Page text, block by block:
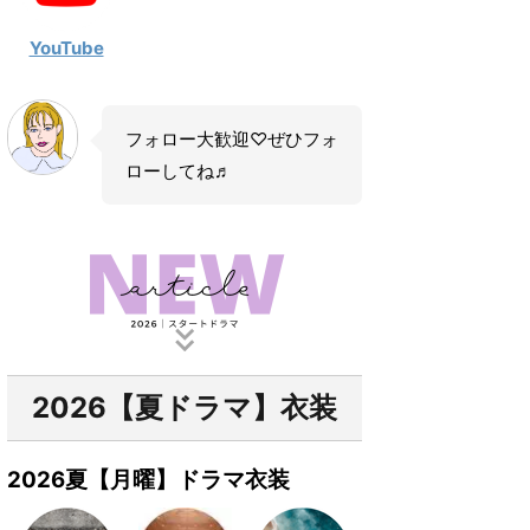
YouTube
フォロー大歓迎♡ぜひフォ
ローしてね♬
2026【夏ドラマ】衣装
2026夏【月曜】ドラマ衣装